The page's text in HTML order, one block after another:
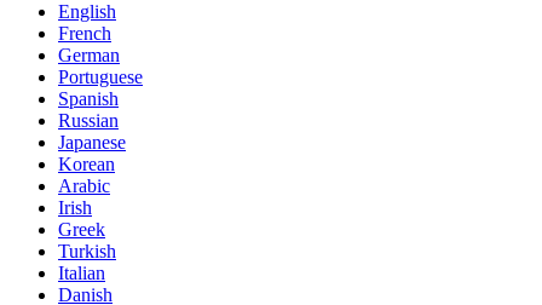
English
French
German
Portuguese
Spanish
Russian
Japanese
Korean
Arabic
Irish
Greek
Turkish
Italian
Danish